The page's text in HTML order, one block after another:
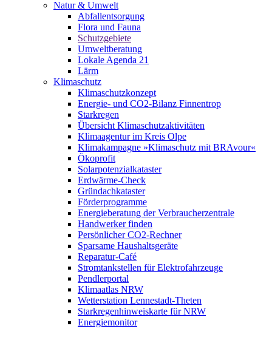
Natur & Umwelt
Abfallentsorgung
Flora und Fauna
Schutzgebiete
Umweltberatung
Lokale Agenda 21
Lärm
Klimaschutz
Klimaschutzkonzept
Energie- und CO2-Bilanz Finnentrop
Starkregen
Übersicht Klimaschutzaktivitäten
Klimaagentur im Kreis Olpe
Klimakampagne »Klimaschutz mit BRAvour«
Ökoprofit
Solarpotenzialkataster
Erdwärme-Check
Gründachkataster
Förderprogramme
Energieberatung der Verbraucherzentrale
Handwerker finden
Persönlicher CO2-Rechner
Sparsame Haushaltsgeräte
Reparatur-Café
Stromtankstellen für Elektrofahrzeuge
Pendlerportal
Klimaatlas NRW
Wetterstation Lennestadt-Theten
Starkregenhinweiskarte für NRW
Energiemonitor